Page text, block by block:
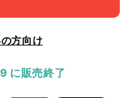
方向け
に販売終了